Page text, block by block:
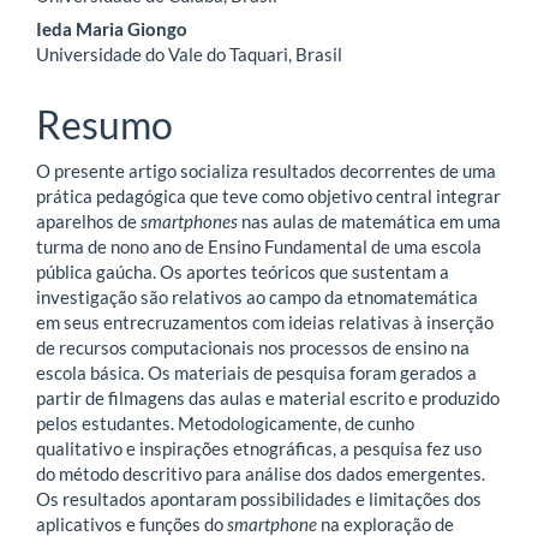
do
artigo
principal
Ieda Maria Giongo
Universidade do Vale do Taquari, Brasil
Resumo
O presente artigo socializa resultados decorrentes de uma
prática pedagógica que teve como objetivo central integrar
aparelhos desmartphones nas aulas de matemática em uma
turma de nono ano de Ensino Fundamental de uma escola
pública gaúcha. Os aportes teóricos que sustentam a
investigação são relativos ao campo da etnomatemática
em seus entrecruzamentos com ideias relativas à inserção
de recursos computacionais nos processos de ensino na
escola básica. Os materiais de pesquisa foram gerados a
partir de filmagens das aulas e material escrito e produzido
pelos estudantes. Metodologicamente, de cunho
qualitativo e inspirações etnográficas, a pesquisa fez uso
do método descritivo para análise dos dados emergentes.
Os resultados apontaram possibilidades e limitações dos
aplicativos e funções dosmartphone na exploração de